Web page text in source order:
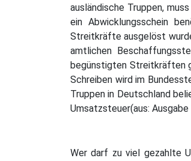
ausländische Truppen,
ein Abwicklungsschein
Streitkräfte ausgelöst
amtlichen
begünstigten Streitkräften
Schreiben wird im
Truppen in Deutschland
Umsatzsteuer(aus:
Wer darf zu viel gezahlte